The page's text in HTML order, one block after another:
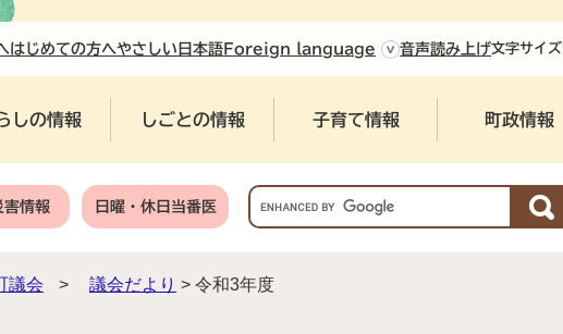
はじめての方へやさしい日本語 Foreign language 音声読み上げ文字サイズ
しの情報 しごとの情報 子育て情報 町政情報
害情報 日曜・休日当番医
G
o
議会 > 議会だより > 令和3年度